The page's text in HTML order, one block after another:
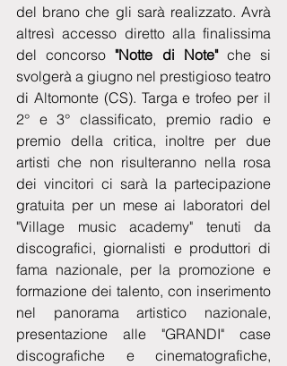
del brano che gli sarà realizzato. Avrà
altresì accesso diretto alla finalissima
del concorso "Notte di Note" che si
svolgerà a giugno nel prestigioso teatro
di Altomonte (CS). Targa e trofeo per il
2° e 3° classificato, premio radio e
premio della critica, inoltre per due
artisti che non risulteranno nella rosa
dei vincitori ci sarà la partecipazione
gratuita per un mese ai laboratori del
"Village music academy" tenuti da
discografici, giornalisti e produttori di
fama nazionale, per la promozione e
formazione dei talento, con inserimento
nel panorama artistico nazionale,
presentazione alle "GRANDI" case
discografiche e cinematografiche,